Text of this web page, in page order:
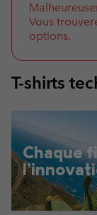
NAV
SKIP
TO
SEARCH
Vous
options.
T-shirts
Chaque